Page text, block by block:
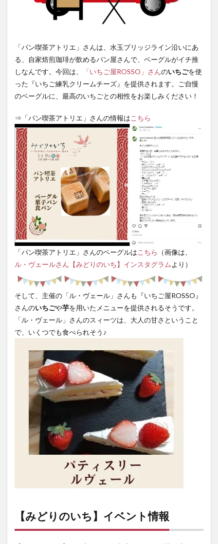
「パン喫茶アトリエ」さんは、水玉ブリッジライン沿いにあ
る、自家焙煎珈琲が飲めるパン屋さんで、ベーグルがイチ推
しなんです。今回は、
「いちご屋ROSSO」さんのいちごを使
った『いちご練乳クリームチーズ』を提供されます。ご自慢
のベーグルに、最高のいちごとの相性をお楽しみください！
⇒「パン喫茶アトリエ」さんの情報はこちら
「パン喫茶アトリエ」さんのベーグルはこちら
（画像は、
ル・ヴェールさん【みどりのいち】インスタグラム より）
そして、主催の「ル・ヴェール」さんも『いちご屋ROSSO』
さんのいちごや芋を用いたメニューを提供されるそうです。
「ル・ヴェール」さんのスィーツは、大人の甘さということ
で、いくつでも食べられそう♪
【みどりのいち】イベント情報